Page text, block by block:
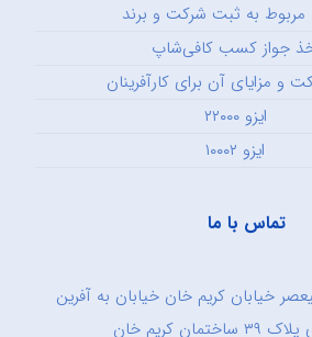
مربوط به ثبت شرکت و برند
جواز کسب کافی‌شاپ
و مزایای آن برای کارآفرینان
ایزو ۲۲۰۰۰
ایزو ۱۰۰۰۲
تماس با ما
خیابان کریم خان خیابان به آفرین
کریم خان